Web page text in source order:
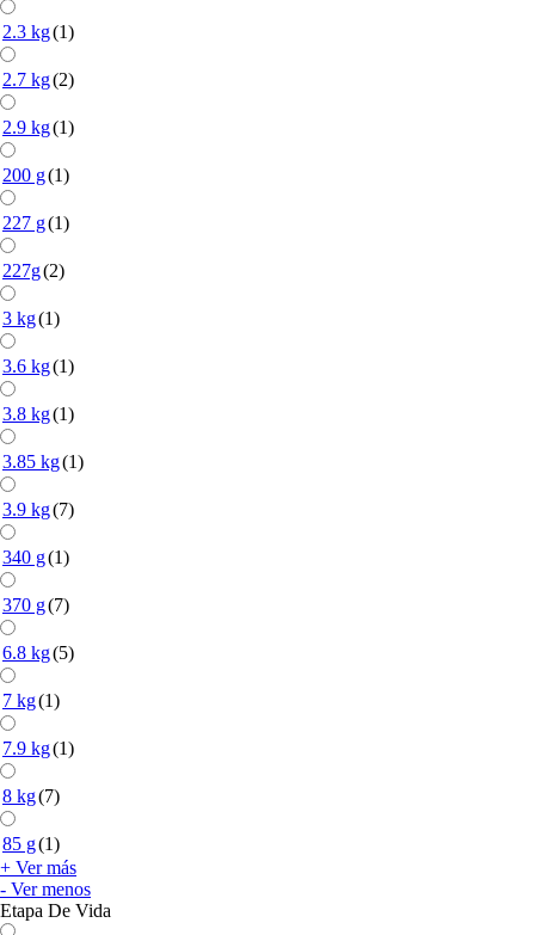
2.3 kg(1)
2.7 kg(2)
2.9 kg(1)
200 g(1)
227 g(1)
227g(2)
3 kg(1)
3.6 kg(1)
3.8 kg(1)
3.85 kg(1)
3.9 kg(7)
340 g(1)
370 g(7)
6.8 kg(5)
7 kg(1)
7.9 kg(1)
8 kg(7)
85 g(1)
+ Ver más
- Ver menos
Etapa De Vida